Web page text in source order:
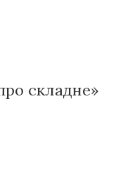
складне»